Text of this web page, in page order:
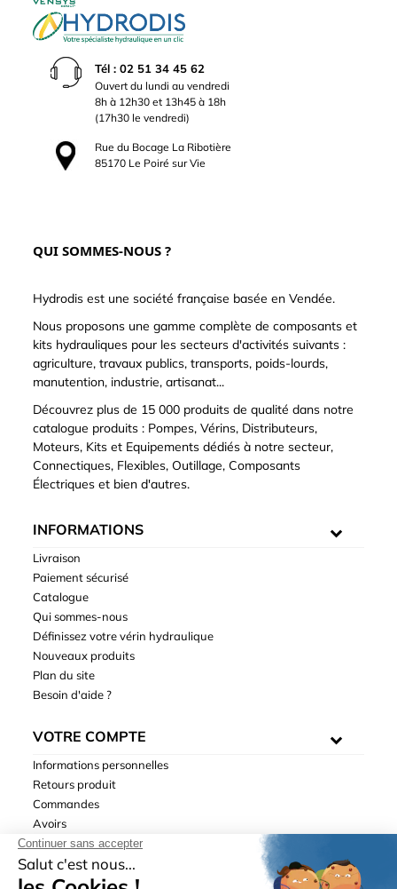
Tél : 02 51 34 45 62
Ouvert du lundi au vendredi
8h à 12h30 et 13h45 à 18h
(17h30 le vendredi)
Rue du Bocage La Ribotière
85170 Le Poiré sur Vie
QUI SOMMES-NOUS ?
Hydrodis est une société française basée en Vendée.
Nous proposons une gamme complète de composants et
kits hydrauliques pour les secteurs d'activités suivants :
agriculture, travaux publics, transports, poids-lourds,
manutention, industrie, artisanat...
Découvrez plus de 15 000 produits de qualité dans notre
catalogue produits : Pompes, Vérins, Distributeurs,
Moteurs, Kits et Equipements dédiés à notre secteur,
Connectiques, Flexibles, Outillage, Composants
Électriques et bien d'autres.
INFORMATIONS
Livraison
Paiement sécurisé
Catalogue
Qui sommes-nous
Définissez votre vérin hydraulique
Nouveaux produits
Plan du site
Besoin d'aide ?
VOTRE COMPTE
Informations personnelles
Retours produit
Commandes
Avoirs
Adresses
Bons de réduction